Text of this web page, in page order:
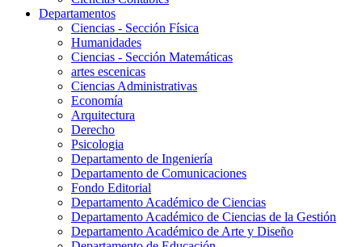
Departamentos
Ciencias - Sección Física
Humanidades
Ciencias - Sección Matemáticas
artes escenicas
Ciencias Administrativas
Economía
Arquitectura
Derecho
Psicologia
Departamento de Ingeniería
Departamento de Comunicaciones
Fondo Editorial
Departamento Académico de Ciencias
Departamento Académico de Ciencias de la Gestión
Departamento Académico de Arte y Diseño